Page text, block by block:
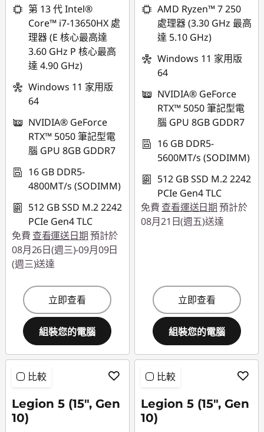
第 13 代 Intel®
Core™ i7-13650HX 處
理器 (E 核心最高達
3.60 GHz P 核心最高
達 4.90 GHz)
Windows 11 家用版
64
NVIDIA® GeForce
RTX™ 5050 筆記型電
腦 GPU 8GB GDDR7
16 GB DDR5-
4800MT/s (SODIMM)
512 GB SSD M.2 2242
PCIe Gen4 TLC
免費 查看運送日期預計於
08月26日(週三)-09月09日
(週三)送達
立即查看
組裝您的電腦
AMD Ryzen™ 7 250
處理器 (3.30 GHz 最高
達 5.10 GHz)
Windows 11 家用版
64
NVIDIA® GeForce
RTX™ 5050 筆記型電
腦 GPU 8GB GDDR7
16 GB DDR5-
5600MT/s (SODIMM)
512 GB SSD M.2 2242
PCIe Gen4 TLC
免費 查看運送日期預計於
08月21日(週五)送達
立即查看
組裝您的電腦
比較
Legion 5 (15", Gen
10)
比較
Legion 5 (15", Gen
10)